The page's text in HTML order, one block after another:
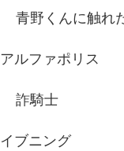
青野くんに触れ
アルファポリス
詐騎士
イブニング